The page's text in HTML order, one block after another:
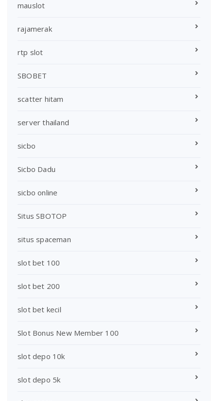
mauslot
rajamerak
rtp slot
SBOBET
scatter hitam
server thailand
sicbo
Sicbo Dadu
sicbo online
Situs SBOTOP
situs spaceman
slot bet 100
slot bet 200
slot bet kecil
Slot Bonus New Member 100
slot depo 10k
slot depo 5k